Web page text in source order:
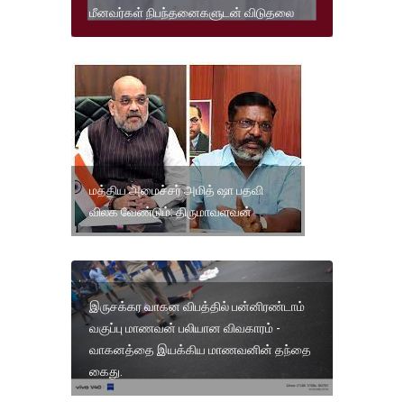
மீனவர்கள் நிபந்தனைகளுடன் விடுதலை
மத்திய அமைச்சர் அமித் ஷா பதவி
விலக வேண்டும்: திருமாவளவன்
இருசக்கர வாகன விபத்தில் பன்னிரண்டாம்
வகுப்பு மாணவன் பலியான விவகாரம் -
வாகனத்தை இயக்கிய மாணவனின் தந்தை
கைது.